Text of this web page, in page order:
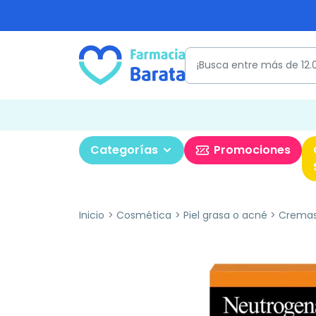
Categorías Promociones
Inicio Cosmética Piel grasa o acné